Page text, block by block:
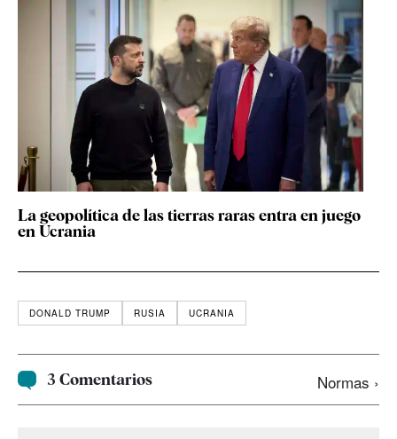
La geopolítica de las tierras raras entra en juego
en Ucrania
DONALD TRUMP RUSIA UCRANIA
3 Comentarios Normas ›